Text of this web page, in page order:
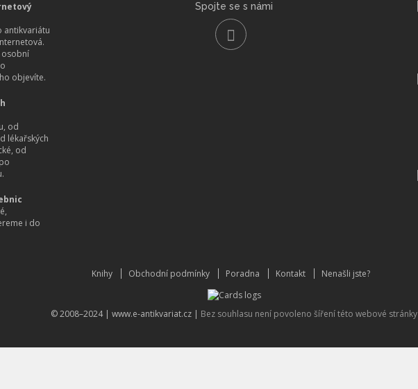
antikvariátu
objevíte.
od
lékařských
od
i do
Spojte se s námi
Knihy Obchodní podmínky Poradna Kontakt Nenašli jste?
© 2008–2024 | www.e-antikvariat.cz | Bez souhlasu není povoleno šíření této webové stránky